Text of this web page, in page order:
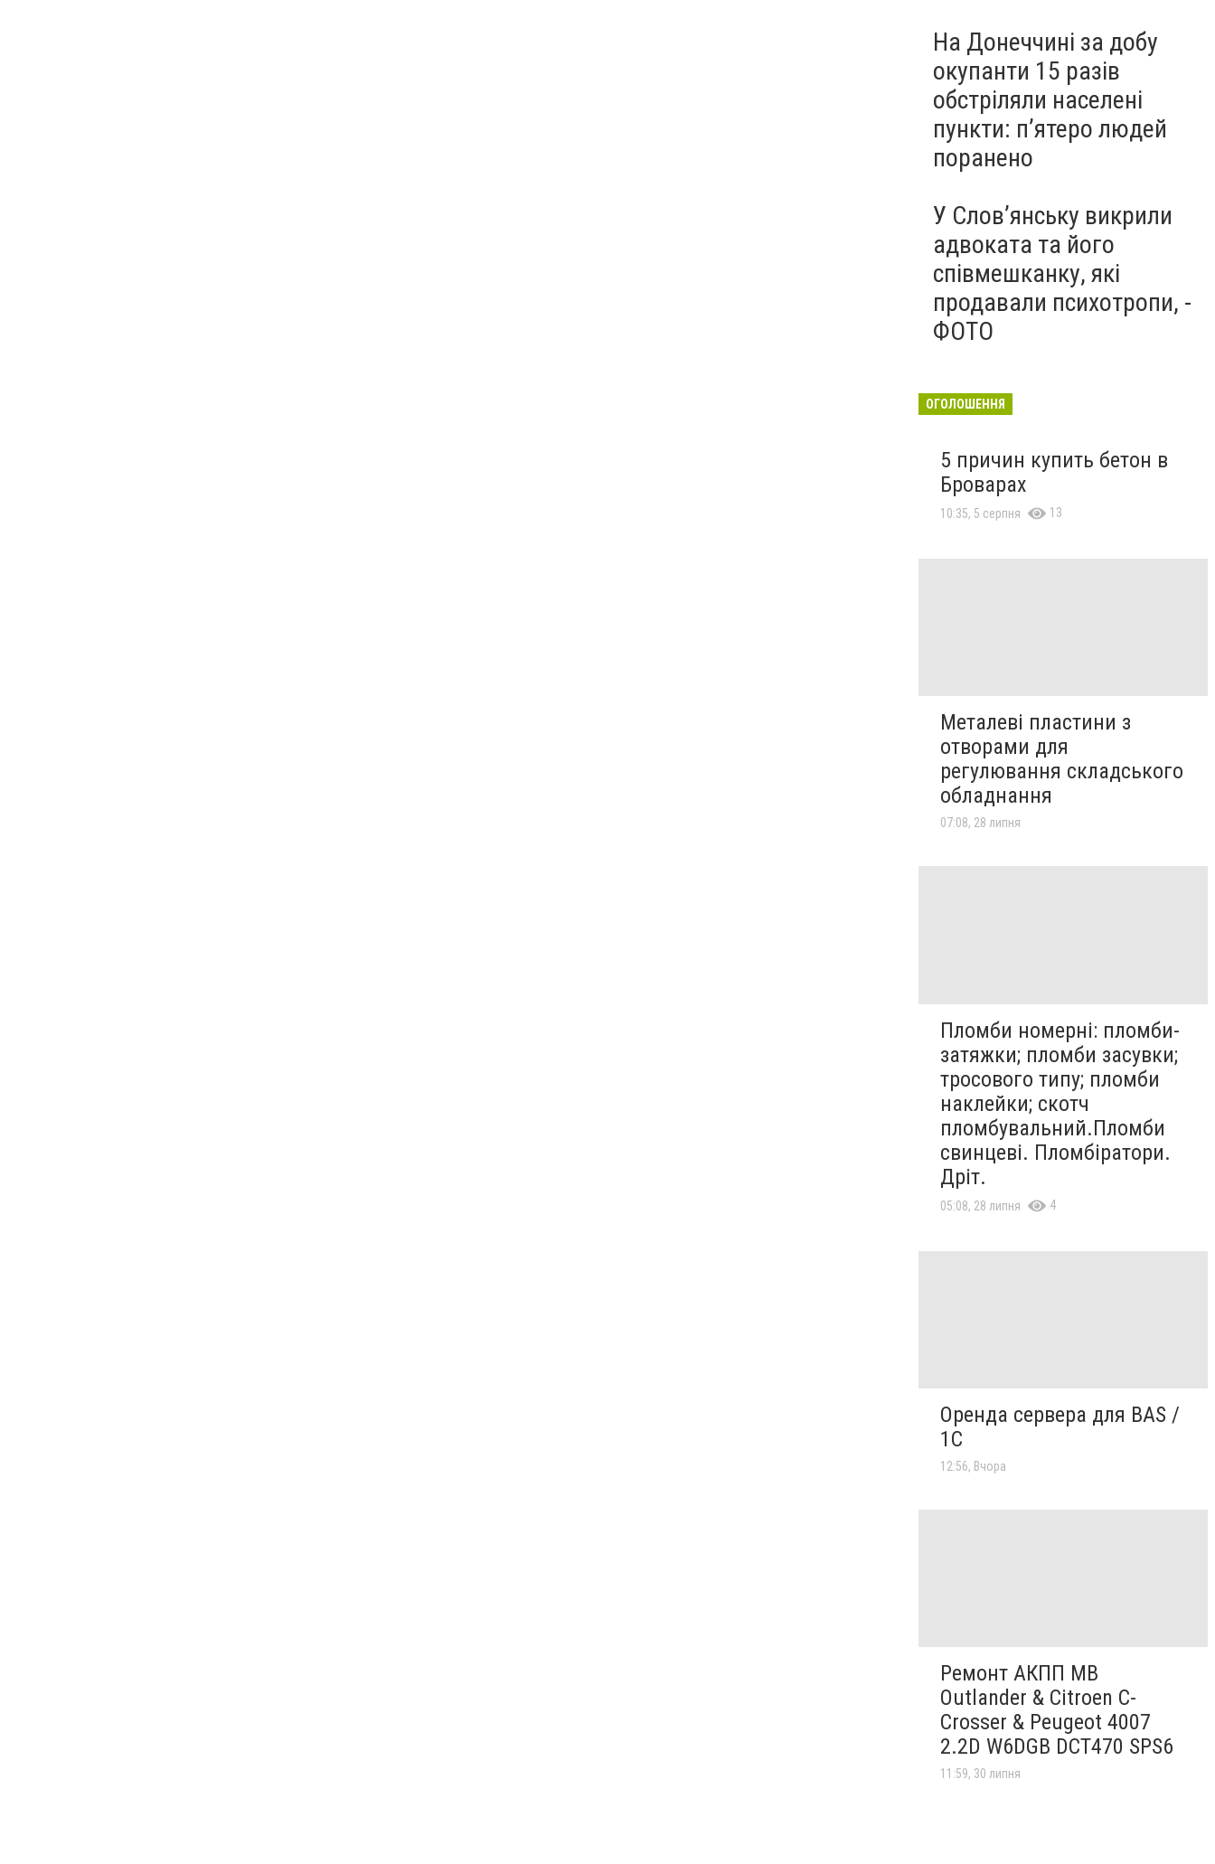
На Донеччині за добу
окупанти 15 разів
обстріляли населені
пункти: пʼятеро людей
поранено
У Слов’янську викрили
адвоката та його
співмешканку, які
продавали психотропи, -
ФОТО
ОГОЛОШЕННЯ
5 причин купить бетон в
Броварах
10:35, 5 серпня 13
Металеві пластини з
отворами для
регулювання складського
обладнання
07:08, 28 липня
Пломби номерні: пломби-
затяжки; пломби засувки;
тросового типу; пломби
наклейки; скотч
пломбувальний.Пломби
свинцеві. Пломбіратори.
Дріт.
05:08, 28 липня 4
Оренда сервера для BAS /
1C
12:56, Вчора
Ремонт АКПП MB
Outlander & Citroen C-
Crosser & Peugeot 4007
2.2D W6DGB DCT470 SPS6
11:59, 30 липня